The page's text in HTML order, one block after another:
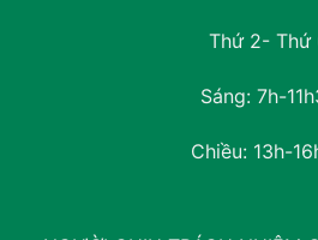
Thứ 2- Thứ
Sáng: 7h-
Chiều: 13h-